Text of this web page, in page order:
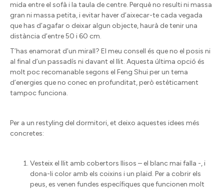
mida entre el sofà i la taula de centre. Perquè no resulti ni massa
gran ni massa petita, i evitar haver d’aixecar-te cada vegada
que has d’agafar o deixar algun objecte, haurà de tenir una
distància d’entre 50 i 60 cm.
T’has enamorat d’un mirall? El meu consell és que no el posis ni
al final d’un passadís ni davant el llit. Aquesta última opció és
molt poc recomanable segons el Feng Shui per un tema
d’energies que no conec en profunditat, però estèticament
tampoc funciona.
Per a un restyling del dormitori, et deixo aquestes idees més
concretes:
Vesteix el llit amb cobertors llisos – el blanc mai falla -, i
dona-li color amb els coixins i un plaid. Per a cobrir els
peus, es venen fundes específiques que funcionen molt